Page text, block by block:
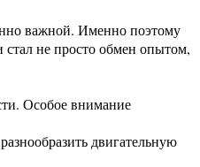
важной. Именно поэтому
не просто обмен опытом,
Особое внимание
двигательную